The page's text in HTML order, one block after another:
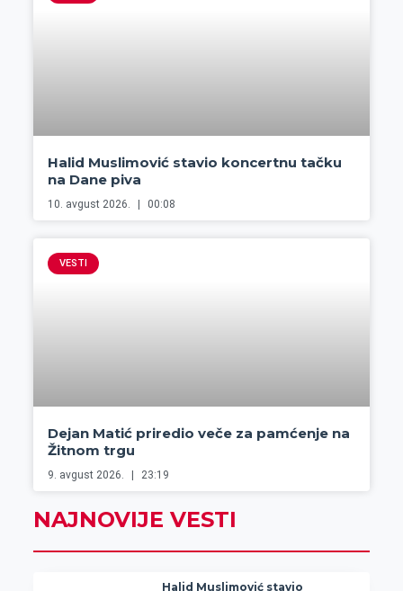
Halid Muslimović stavio koncertnu tačku
na Dane piva
10. avgust 2026. 00:08
VESTI
Dejan Matić priredio veče za pamćenje na
Žitnom trgu
9. avgust 2026. 23:19
NAJNOVIJE VESTI
Halid Muslimović stavio